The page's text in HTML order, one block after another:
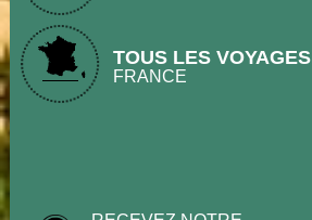
TOUS LES VOYAGES
FRANCE